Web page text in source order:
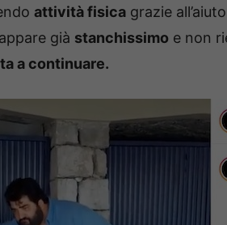
attività fisica grazie
già stanchissimo e non
a continuare.